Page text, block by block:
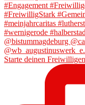
Starte deinen